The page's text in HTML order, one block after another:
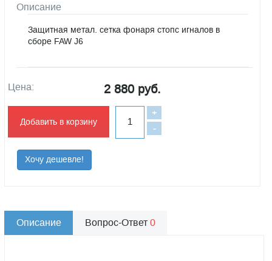
Описание
Защитная метал. сетка фонаря стопс игналов в
сборе FAW J6
Цена: 2 880 руб.
Добавить в корзину
-
+
Хочу дешевле!
Описание Вопрос-Ответ0